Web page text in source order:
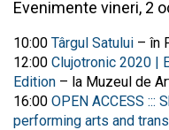
Evenimente vineri, 2
10:00 Târgul Satului – în
12:00 Clujotronic 2020 |
Edition – la Muzeul de
16:00 OPEN ACCESS :::
performing arts and